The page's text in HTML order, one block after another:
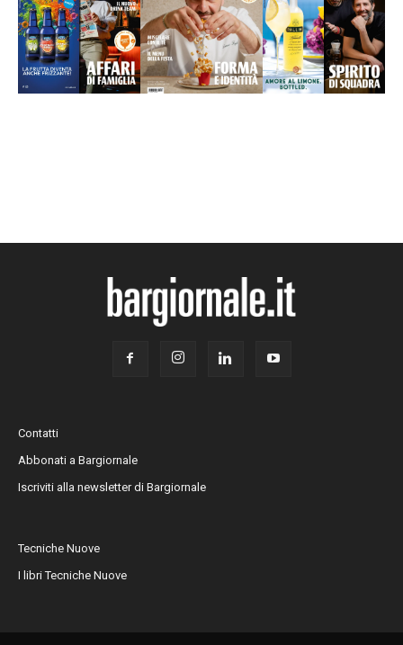
Contatti
Abbonati a Bargiornale
Iscriviti alla newsletter di Bargiornale
Tecniche Nuove
I libri Tecniche Nuove